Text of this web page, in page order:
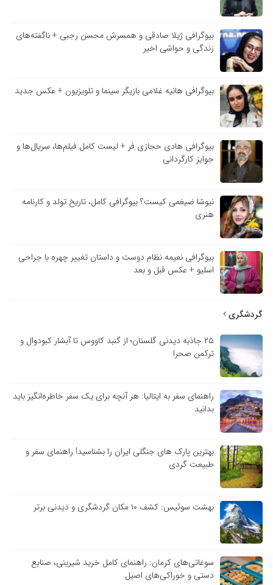
بیوگرافی ژیلا صادقی و همسرش محسن رجبی + ناگفته‌های
زندگی و حواشی اخیر
بیوگرافی هانیه غلامی بازیگر سینما و تلویزیون + عکس جدید
بیوگرافی هادی حجازی فر + لیست کامل فیلم‌ها، سریال‌ها و
جوایز کارگردانی
نیوشا ضیغمی کیست؟ بیوگرافی کامل، تاریخ تولد و کارنامه
هنری
بیوگرافی نعیمه نظام دوست و داستان تغییر چهره با جراحی
اسلیو + عکس قبل و بعد
گردشگری
۲۵ جاذبه دیدنی گلستان؛ از گنبد کاووس تا آبشار کبودوال و
ترکمن صحرا
راهنمای سفر به ایتالیا: هر آنچه برای یک سفر خاطره‌انگیز باید
بدانید
بهترین پارک های جنگلی ایران را بشناسید! راهنمای سفر و
طبیعت گردی
بهشت سوئیس: کشف ۱۰ مکان گردشگری و دیدنی برتر
سوغاتی‌های کرمان: راهنمای کامل خرید شیرینی، صنایع
دستی و خوراکی‌های اصیل